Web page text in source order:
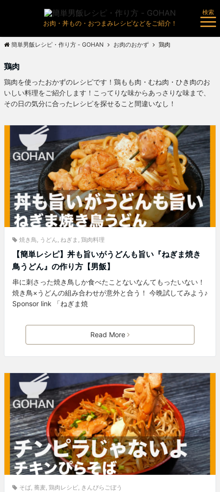
お肉・丼もの・おつまみレシピなどをご紹介！
検索
簡単男飯レシピ・作り方 - GOHAN お肉のおかず 鶏肉
鶏肉
鶏肉を使ったおかずのレシピです！鶏もも肉・むね肉・ひき肉のお
いしい料理をご紹介します！こってりな味からあっさりな味まで、
その日の気分に合ったレシピを探せること間違いなし！
焼き鳥, うどん, ねぎま , 鶏肉料理
【簡単レシピ】丼も旨いがうどんも旨い『ねぎま焼き
鳥うどん』の作り方【男飯】
串に刺さった焼き鳥しか食べたことないなんてもったいない！
焼き鳥×うどんの組み合わせが意外と合う！ 今晩試してみよう♪
Sponsor link 「ねぎま焼
Read More
そば, 蕎麦, 鶏肉レシピ, きんぴらごぼう